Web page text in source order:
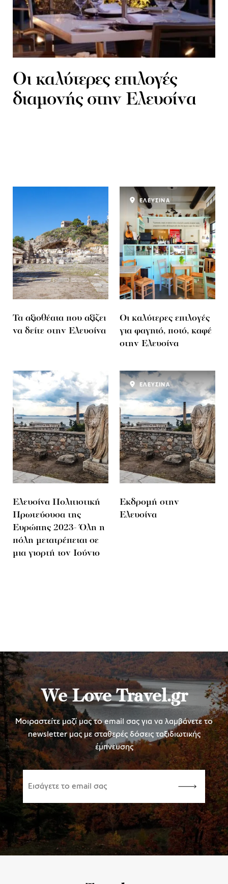
Οι καλύτερες επιλογές
διαμονής στην Ελευσίνα
Τα αξιοθέατα που αξίζει
να δείτε στην Ελευσίνα
Oι καλύτερες επιλογές
για φαγητό, ποτό, καφέ
στην Ελευσίνα
ΕΛΕΥΣΙΝΑ
Eλευσίνα Πολιτιστική
Πρωτεύουσα της
Ευρώπης 2023- Όλη η
πόλη μετατρέπεται σε
μια γιορτή τον Ιούνιο
Εκδρομή στην
Ελευσίνα
ΕΛΕΥΣΙΝΑ
We Love Travel.gr
Μοιραστείτε μαζί μας το email σας για να λαμβάνετε το
newsletter μας με σταθερές δόσεις ταξιδιωτικής
έμπνευσης